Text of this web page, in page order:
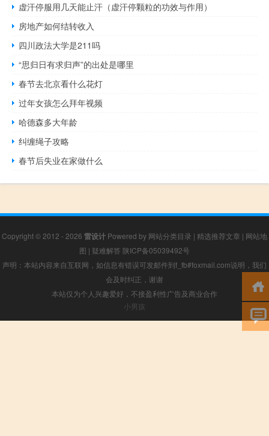
虚汗停服用几天能止汗（虚汗停颗粒的功效与作用）
房地产如何结转收入
四川政法大学是211吗
“思归日有求归声”的出处是哪里
春节去北京看什么花灯
过年女孩怎么拜年视频
哈德森多大年龄
纠缠绳子攻略
春节后失业在家做什么
Copyright © 2012 - 2026 雷设计 Powered by 网站分类目录 | 精选推荐文章 | 网站地
图 | 疑难解答 陕ICP备05039492号
声明：本站内容来自互联网，如信息有错误可发邮件到f_fb#foxmail.com说明，我们
会及时纠正，谢谢
本站仅为个人兴趣爱好，不接盈利性广告及商业合作
小男孩